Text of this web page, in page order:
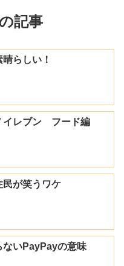
記事
らしい！
イレブン フード編
民が笑うワケ
ないPayPayの意味